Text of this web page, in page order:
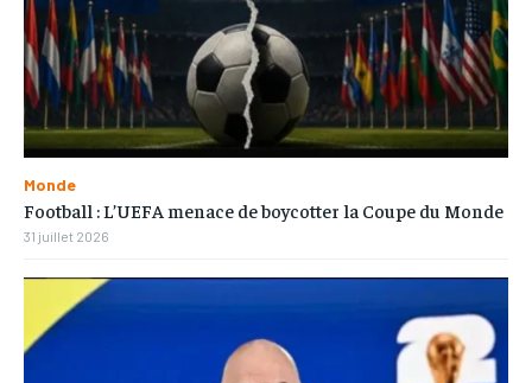
Monde
Football : L’UEFA menace de boycotter la Coupe du Monde
31 juillet 2026